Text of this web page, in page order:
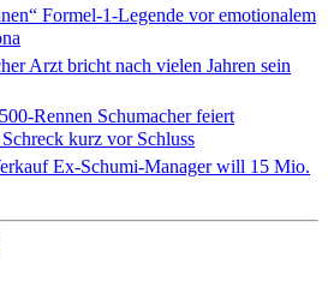
Formel-1-Legende vor emotionalem
Arzt bricht nach vielen Jahren sein
Rennen Schumacher feiert
kurz vor Schluss
Ex-Schumi-Manager will 15 Mio.